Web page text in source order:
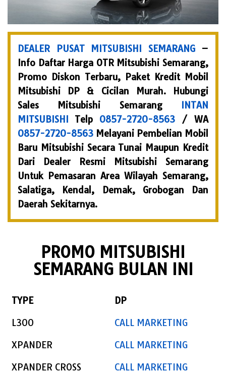
DEALER PUSAT MITSUBISHI SEMARANG–
Info Daftar Harga OTR Mitsubishi Semarang,
Promo Diskon Terbaru, Paket Kredit Mobil
Mitsubishi DP & Cicilan Murah. Hubungi
Sales Mitsubishi Semarang INTAN
MITSUBISHI Telp 0857-2720-8563/ WA
0857-2720-8563 Melayani Pembelian Mobil
Baru Mitsubishi Secara Tunai Maupun Kredit
Dari Dealer Resmi Mitsubishi Semarang
Untuk Pemasaran Area Wilayah Semarang,
Salatiga, Kendal, Demak, Grobogan Dan
Daerah Sekitarnya.
PROMO MITSUBISHI
SEMARANG BULAN INI
TYPE
DP
L300
CALL MARKETING
XPANDER
CALL MARKETING
XPANDER CROSS
CALL MARKETING